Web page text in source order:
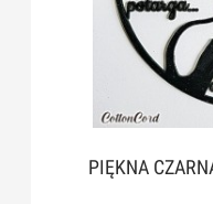
PIĘKNA